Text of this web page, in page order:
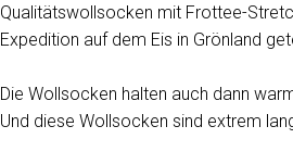
Qualitätswollsocken mit Frottee-
Expedition auf dem Eis in Grönland
Die Wollsocken halten auch dann
Und diese Wollsocken sind extrem